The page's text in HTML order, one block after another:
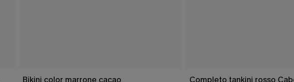
Bikini color marrone cacao Completo tankini rosso